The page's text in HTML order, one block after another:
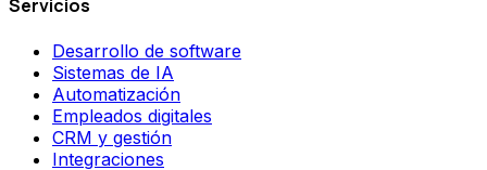
Servicios
Desarrollo de software
Sistemas de IA
Automatización
Empleados digitales
CRM y gestión
Integraciones